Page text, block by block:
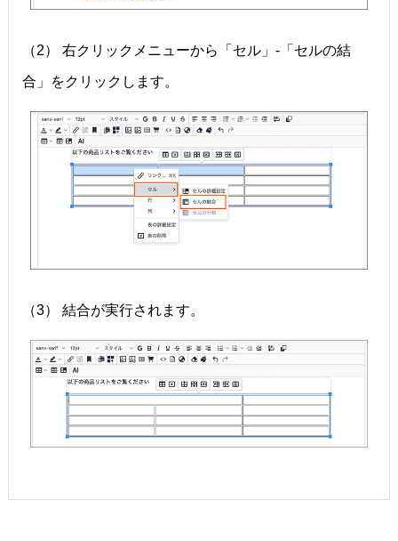
（2） 右クリックメニューから「セル」-「セルの結
合」をクリックします。
（3） 結合が実行されます。